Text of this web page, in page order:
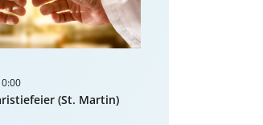
(St. Martin)